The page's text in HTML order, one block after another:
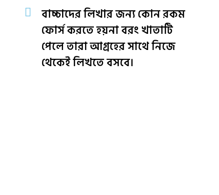
বাচ্চাদের লিখার জন্য কোন রকম
ফোর্স করতে হয়না বরং খাতাটি
পেলে তারা আগ্রহের সাথে নিজে
থেকেই লিখতে বসবে।